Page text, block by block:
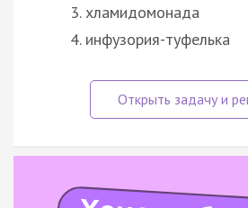
хламидомонада
инфузория-туфелька